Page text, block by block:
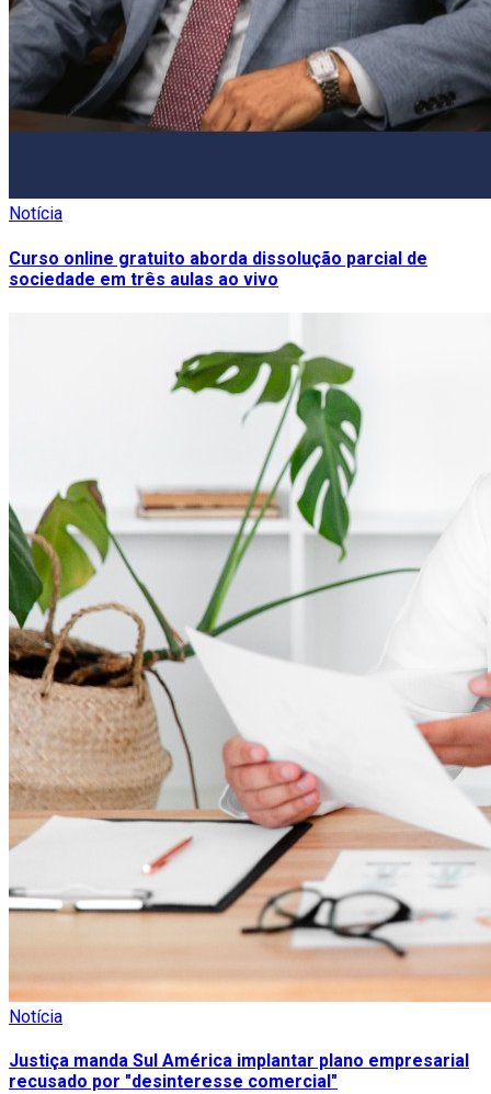
Notícia
Curso online gratuito aborda dissolução parcial de
sociedade em três aulas ao vivo
Notícia
Justiça manda Sul América implantar plano empresarial
recusado por "desinteresse comercial"